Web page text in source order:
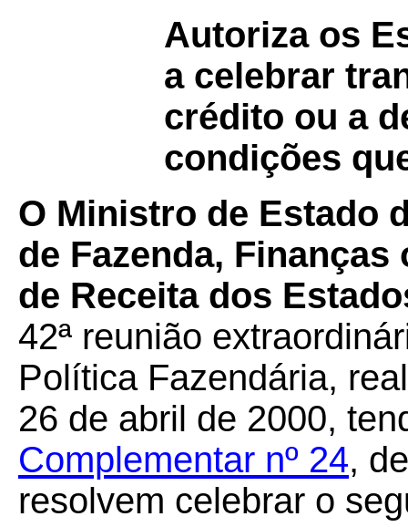
Autoriza os
a celebrar
crédito ou a
condições
O Ministro de Estado
de Fazenda,
de Receita dos
42ª reunião
Política Fazendária,
26 de abril de 2000,
Complementar nº 24,
resolvem celebrar o